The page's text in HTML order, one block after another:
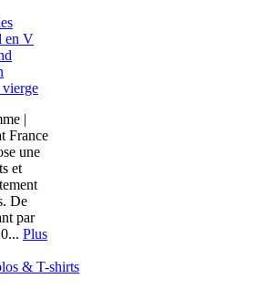
en V
|
France
une
et
De
par
Plus
& T-shirts